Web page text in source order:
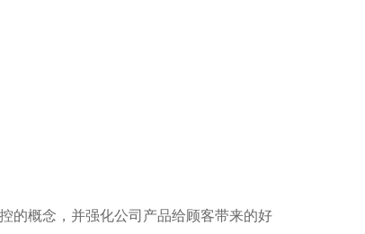
的概念，并强化公司产品给顾客带来的好